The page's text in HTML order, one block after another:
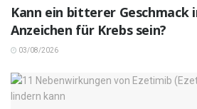
Kann ein bitterer Geschmack
Anzeichen für Krebs sein?
03/08/2026